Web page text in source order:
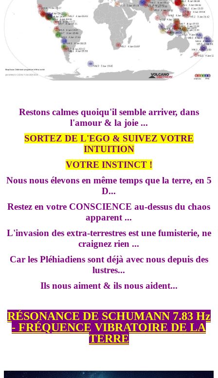
Restons calmes quoiqu'il semble arriver, dans
l'amour & la joie ...
SORTEZ DE L'EGO & SUIVEZ VOTRE
INTUITION
VOTRE INSTINCT !
Nous nous élevons en même temps que la terre, en 5
D...
Restez en votre CONSCIENCE au-dessus du chaos
apparent ...
L'invasion des extra-terrestres est une fumisterie, ne
craignez rien ...
Car les Pléhiadiens sont déjà avec nous depuis des
lustres...
Ils nous aiment & ils nous aident...
RÉSONANCE DE SCHUMANN 7.83 Hz
- FRÉQUENCE VIBRATOIRE DE LA
TERRE